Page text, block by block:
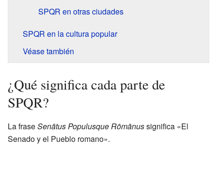
SPQR en otras ciudades
SPQR en la cultura popular
Véase también
¿Qué significa cada parte de
SPQR?
La fraseSenātus Populusque Rōmānussignifica «El
Senado y el Pueblo romano».